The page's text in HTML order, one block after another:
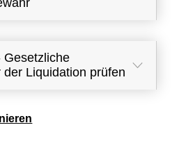
Gesetzliche
Liquidation prüfen